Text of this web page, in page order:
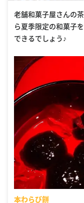
老舗和菓子屋さんの
ら夏季限定の和菓子
できるでしょう♪
本わらび餅